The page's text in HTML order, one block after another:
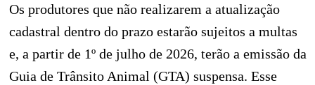
Os produtores que não realizarem a atualização
cadastral dentro do prazo estarão sujeitos a multas
e, a partir de 1º de julho de 2026, terão a emissão da
Guia de Trânsito Animal (GTA) suspensa. Esse